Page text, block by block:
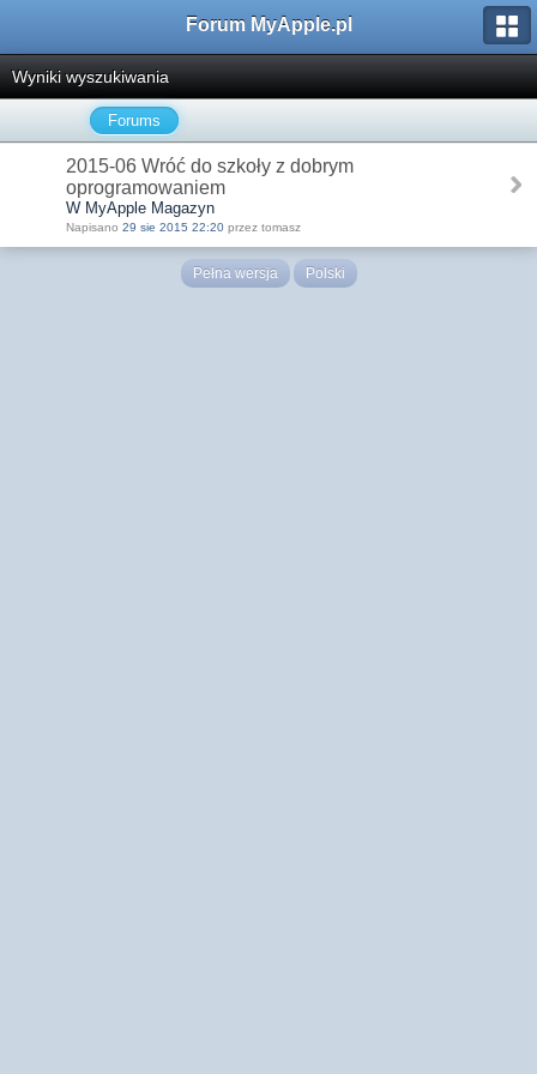
Forum MyApple.pl
Wyniki wyszukiwania
Forums
2015-06 Wróć do szkoły z dobrym
oprogramowaniem
W MyApple Magazyn
Napisano 29 sie 2015 22:20 przez tomasz
Pełna wersja Polski